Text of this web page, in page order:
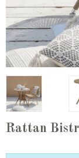
Rattan